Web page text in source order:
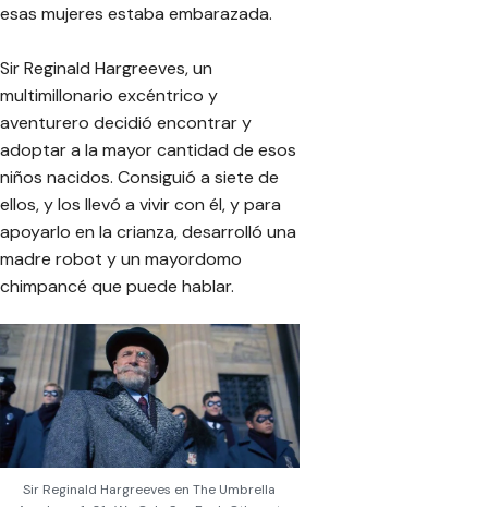
esas mujeres estaba embarazada.
Sir Reginald Hargreeves, un
multimillonario excéntrico y
aventurero decidió encontrar y
adoptar a la mayor cantidad de esos
niños nacidos. Consiguió a siete de
ellos, y los llevó a vivir con él, y para
apoyarlo en la crianza, desarrolló una
madre robot y un mayordomo
chimpancé que puede hablar.
Sir Reginald Hargreeves en The Umbrella